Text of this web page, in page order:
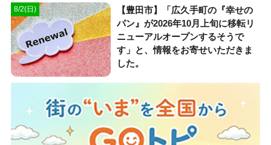
8/2(日)
【豊田市】「広久手町の『幸せの
パン』が2026年10月上旬に移転リ
ニューアルオープンするそうで
す」と、情報をお寄せいただきま
した。